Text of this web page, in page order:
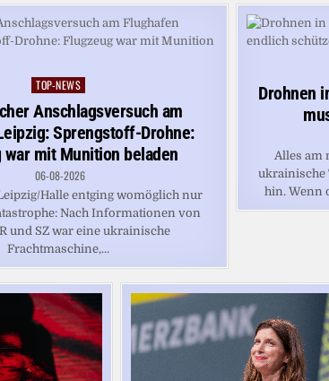
Posted
in
TOP-NEWS
Anschlagsversuch am
Sprengstoff-Drohne:
war mit Munition beladen
06-08-2026
Halle entging womöglich nur
Nach Informationen von
und SZ war eine ukrainische
Frachtmaschine,...
Drohnen
Alles am
ukrainische
hin. Wenn